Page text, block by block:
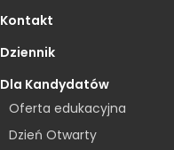
Dla Kandydatów
Oferta edukacyjna
Dzień Otwarty
Dziennik
Kontakt